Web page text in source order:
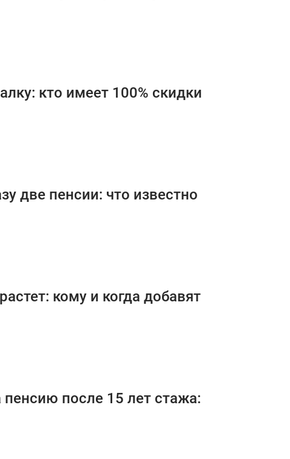
кто имеет 100% скидки
две пенсии: что известно
кому и когда добавят
пенсию после 15 лет стажа: